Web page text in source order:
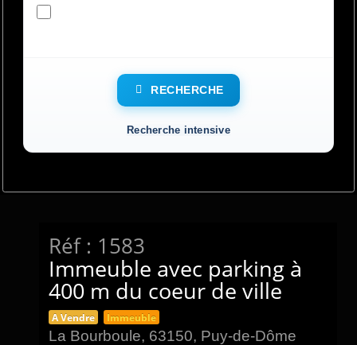
RECHERCHE
Recherche intensive
Réf : 1583
Immeuble avec parking à
400 m du coeur de ville
A Vendre Immeuble
La Bourboule, 63150, Puy-de-Dôme